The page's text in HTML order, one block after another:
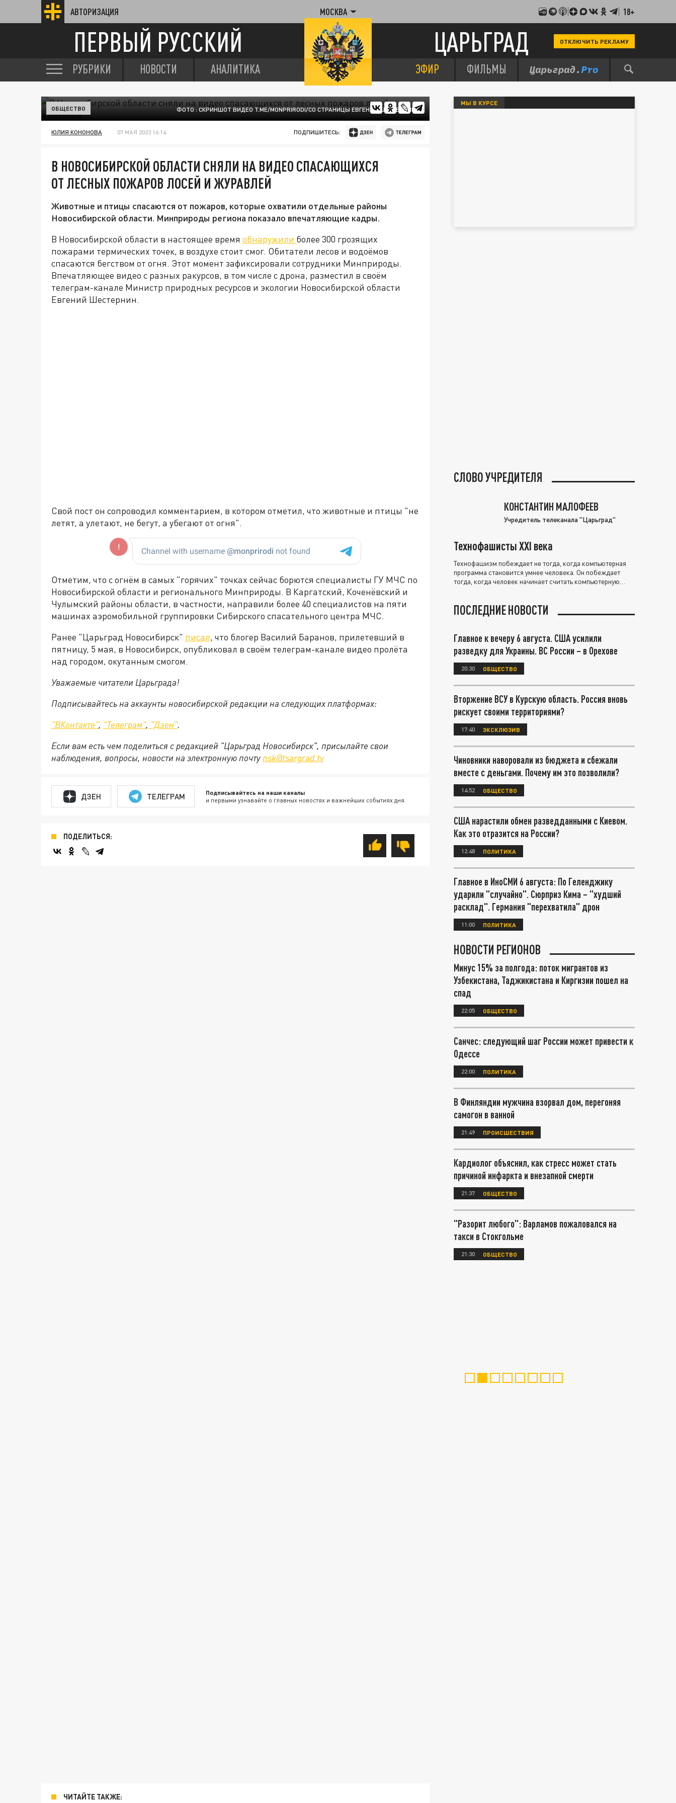
АВТОРИЗАЦИЯ МОСКВА 18+
ПЕРВЫЙ РУССКИЙ ЦАРЬГРАД ОТКЛЮЧИТЬ РЕКЛАМУ
РУБРИКИ НОВОСТИ АНАЛИТИКА ЭФИР ФИЛЬМЫ
ФОТО : СКРИНШОТ ВИДЕО T.ME/MONPRIRODI/СО СТРАНИЦЫ ЕВГЕНИЯ ШЕСТЕРНИНА
ОБЩЕСТВО
ЮЛИЯ КОНОНОВА 07 МАЯ 2023 16:14 ПОДПИШИТЕСЬ:
В НОВОСИБИРСКОЙ ОБЛАСТИ СНЯЛИ НА ВИДЕО СПАСАЮЩИХСЯ
ОТ ЛЕСНЫХ ПОЖАРОВ ЛОСЕЙ И ЖУРАВЛЕЙ
Животные и птицы спасаются от пожаров, которые охватили отдельные районы
Новосибирской области. Минприроды региона показало впечатляющие кадры.
В Новосибирской области в настоящее время обнаружили более 300 грозящих
пожарами термических точек, в воздухе стоит смог. Обитатели лесов и водоёмов
спасаются бегством от огня. Этот момент зафиксировали сотрудники Минприроды.
Впечатляющее видео с разных ракурсов, в том числе с дрона, разместил в своём
телеграм-канале Министр природных ресурсов и экологии Новосибирской области
Евгений Шестернин.
Свой пост он сопроводил комментарием, в котором отметил, что животные и птицы "не
летят, а улетают, не бегут, а убегают от огня".
Отметим, что с огнём в самых "горячих" точках сейчас борются специалисты ГУ МЧС по
Новосибирской области и регионального Минприроды. В Каргатский, Коченёвский и
Чулымский районы области, в частности, направили более 40 специалистов на пяти
машинах аэромобильной группировки Сибирского спасательного центра МЧС.
Ранее "Царьград Новосибирск" писал, что блогер Василий Баранов, прилетевший в
пятницу, 5 мая, в Новосибирск, опубликовал в своём телеграм-канале видео пролёта
над городом, окутанным смогом.
Уважаемые читатели Царьграда!
Подписывайтесь на аккаунты новосибирской редакции на следующих платформах:
"ВКонтакте", "Телеграм", "Дзен".
Если вам есть чем поделиться с редакцией "Царьград Новосибирск", присылайте свои
наблюдения, вопросы, новости на электронную почту nsk@tsargrad.tv
ДЗЕН ТЕЛЕГРАМ Подписывайтесь на наши каналы
и первыми узнавайте о главных новостях и важнейших событиях дня.
ПОДЕЛИТЬСЯ:
ЧИТАЙТЕ ТАКЖЕ:
МЫ В КУРСЕ
СЛОВО УЧРЕДИТЕЛЯ
КОНСТАНТИН МАЛОФЕЕВ
Учредитель телеканала "Царьград"
Технофашисты XXI века
Технофашизм побеждает не тогда, когда компьютерная
программа становится умнее человека. Он побеждает
тогда, когда человек начинает считать компьютерную
ПОСЛЕДНИЕ НОВОСТИ
Главное к вечеру 6 августа. США усилили
разведку для Украины. ВС России – в Орехове
20:30 ОБЩЕСТВО
Вторжение ВСУ в Курскую область. Россия вновь
рискует своими территориями?
17:40 ЭКСКЛЮЗИВ
Чиновники наворовали из бюджета и сбежали
вместе с деньгами. Почему им это позволили?
14:52 ОБЩЕСТВО
США нарастили обмен разведданными с Киевом.
Как это отразится на России?
12:48 ПОЛИТИКА
Главное в ИноСМИ 6 августа: По Геленджику
ударили "случайно". Сюрприз Кима – "худший
расклад". Германия "перехватила" дрон
11:00 ПОЛИТИКА
НОВОСТИ РЕГИОНОВ
Минус 15% за полгода: поток мигрантов из
Узбекистана, Таджикистана и Киргизии пошел на
спад
22:05 ОБЩЕСТВО
Санчес: следующий шаг России может привести к
Одессе
22:00 ПОЛИТИКА
В Финляндии мужчина взорвал дом, перегоняя
самогон в ванной
21:49 ПРОИСШЕСТВИЯ
Кардиолог объяснил, как стресс может стать
причиной инфаркта и внезапной смерти
21:37 ОБЩЕСТВО
"Разорит любого": Варламов пожаловался на
такси в Стокгольме
21:30 ОБЩЕСТВО